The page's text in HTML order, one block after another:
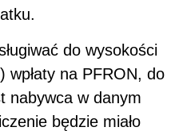
do wysokości
wpłaty na PFRON, do
nabywca w danym
będzie miało